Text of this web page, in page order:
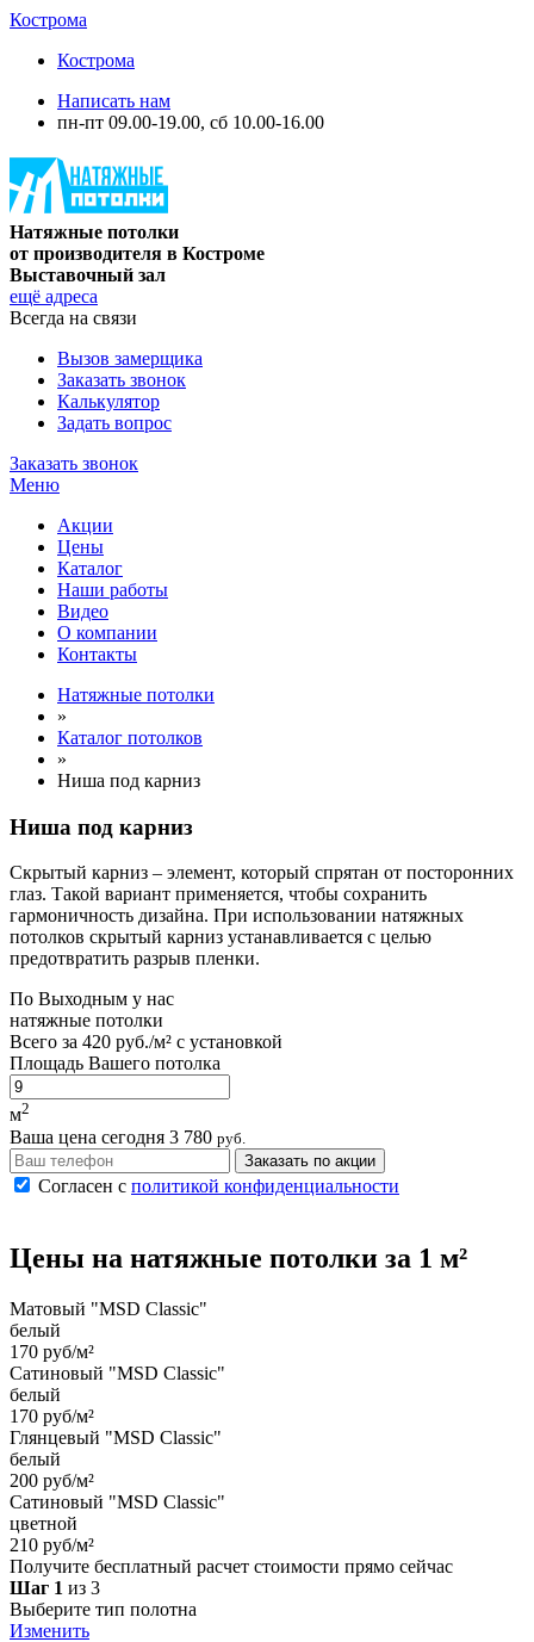
Кострома
Кострома
Написать нам
пн-пт 09.00-19.00, сб 10.00-16.00
Натяжные потолки
от производителя в Костроме
Выставочный зал
ещё адреса
Всегда на связи
Вызов замерщика
Заказать звонок
Калькулятор
Задать вопрос
Заказать звонок
Меню
Акции
Цены
Каталог
Наши работы
Видео
О компании
Контакты
Натяжные потолки
»
Каталог потолков
»
Ниша под карниз
Ниша под карниз
Скрытый карниз – элемент, который спрятан от посторонних
глаз. Такой вариант применяется, чтобы сохранить
гармоничность дизайна. При использовании натяжных
потолков скрытый карниз устанавливается с целью
предотвратить разрыв пленки.
По Выходным у нас
натяжные потолки
Всего за 420 руб./м² с установкой
Площадь Вашего потолка
м2
Ваша цена сегодня 3 780 руб.
Заказать по акции
Согласен с политикой конфиденциальности
Цены на натяжные потолки за 1 м²
Матовый "MSD Classic"
белый
170 руб/м²
Сатиновый "MSD Classic"
белый
170 руб/м²
Глянцевый "MSD Classic"
белый
200 руб/м²
Сатиновый "MSD Classic"
цветной
210 руб/м²
Получите бесплатный расчет стоимости прямо сейчас
Шаг 1 из 3
Выберите тип полотна
Изменить